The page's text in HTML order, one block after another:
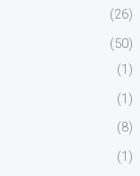
(26)
(50)
(1)
(1)
(8)
(1)